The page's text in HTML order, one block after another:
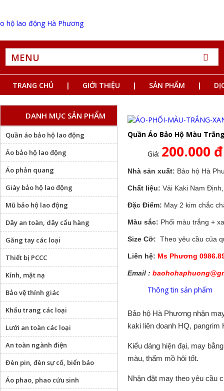
MENU
TRANG CHỦ GIỚI THIỆU SẢN PHẨM
Quần Áo Bảo Hộ Màu
Giá: 200.000 đ
Nhà sản xuất: Bảo hộ Hà
Chất liệu: Vải Kaki Nam
Đặc Điểm: May 2 kim chắc
Màu sắc: Phối màu trắng +
Size Cỡ: Theo yêu cầu của
Liên hệ: Ms Phương
Email :
Thông tin sản phẩm
Bảo hộ Hà Phương nhận
kaki liên doanh HQ, pangrim
Kiểu dáng hiện đại, may
màu, thấm mồ hôi tốt.
Nhận đặt may theo yêu cầu
DANH MỤC SẢN PHẨM
Quần áo bảo hộ lao động
Áo bảo hộ lao động
Áo phản quang
Giày bảo hộ lao động
Mũ bảo hộ lao động
Dây an toàn, dây cẩu hàng
Găng tay các loại
Thiết bị PCCC
Kính, mặt nạ
Bảo vệ thính giác
Khẩu trang các loại
Lưới an toàn các loại
An toàn ngành điện
Đèn pin, đèn sự cố, biển báo
Áo phao, phao cứu sinh